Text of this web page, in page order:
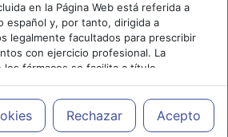
en la Página Web está referida a
español y, por tanto, dirigida a
legalmente facultados para prescribir
con ejercicio profesional. La
los fármacos se facilita a título
siendo responsabilidad de los
prescribir medicamentos y decidir, en
tratamiento más adecuado a las
Rechazar Acepto
PUBLICIDAD